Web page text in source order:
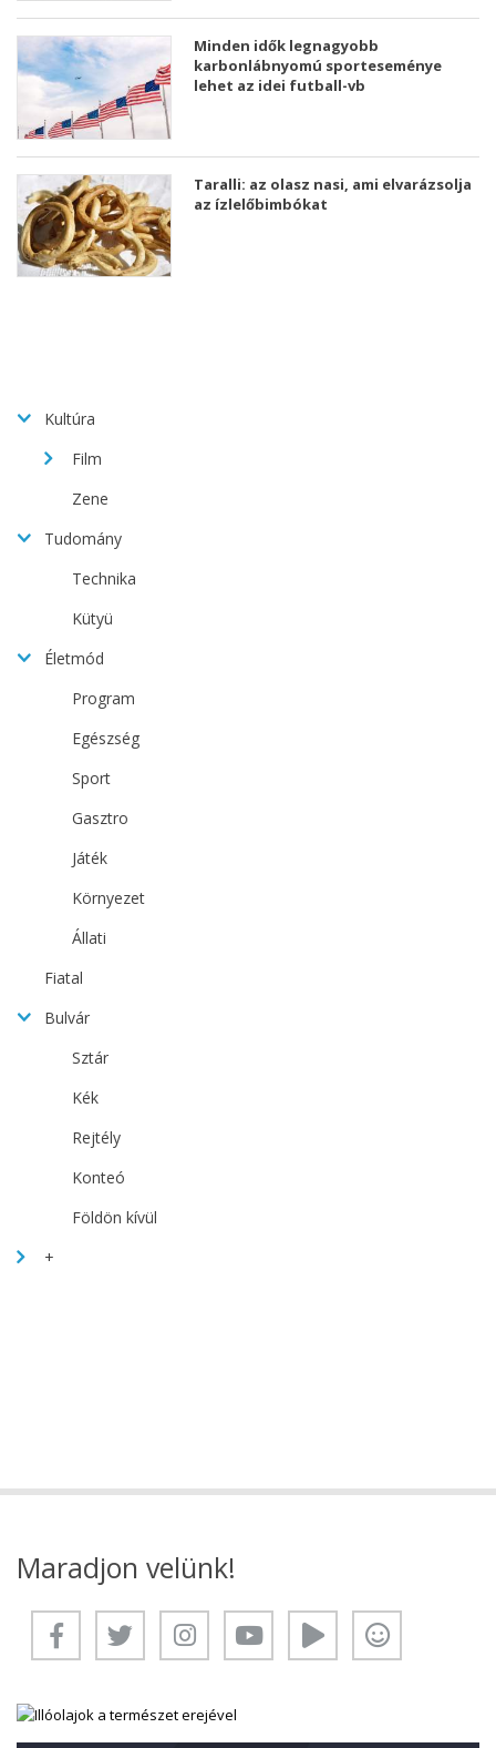
Minden idők legnagyobb
karbonlábnyomú sporteseménye
lehet az idei futball-vb
Taralli: az olasz nasi, ami elvarázsolja
az ízlelőbimbókat
Kultúra
Film
Zene
Tudomány
Technika
Kütyü
Életmód
Program
Egészség
Sport
Gasztro
Játék
Környezet
Állati
Fiatal
Bulvár
Sztár
Kék
Rejtély
Konteó
Földön kívül
+
Maradjon velünk!